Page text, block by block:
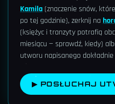
Kamila (znaczenie snów,
po tej godzinie), zerknij na
(księżyc i tranzyty potrafią
miesiącu — sprawdź, kiedy)
utworu napisanego
▶ POSŁUCHAJ